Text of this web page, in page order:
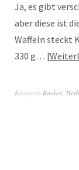
Ja, es gibt
aber diese ist
Waffeln steckt
330 g…
Kategorie Backen,